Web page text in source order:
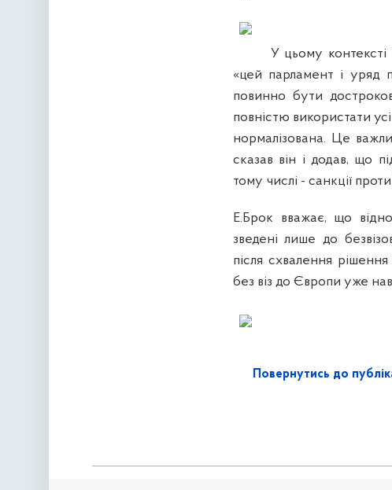
У цьому
«цей парламент і уряд
повинно бути
повністю використати
нормалізована. Це
сказав він і додав, що
тому числі - санкції проти
Е.Брок вважає, що
зведені лише до
після схвалення
без віз до Європи уже
Повернутись до